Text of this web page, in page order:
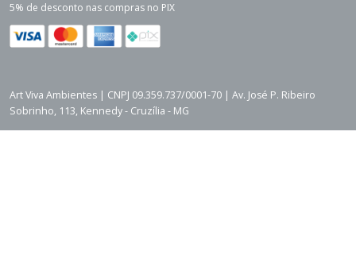
5% de desconto nas compras no PIX
Art Viva Ambientes | CNPJ 09.359.737/0001-70 | Av. José P. Ribeiro
Sobrinho, 113, Kennedy - Cruzília - MG